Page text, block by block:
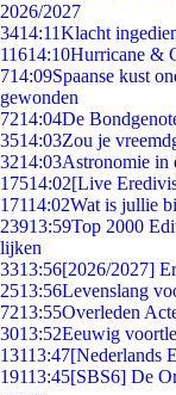
2026/2027
3414:11Klacht
11614:10Hurricane &
714:09Spaanse kust
gewonden
7214:04De
3514:03Zou je
3214:03Astronomie in
17514:02[Live
17114:02Wat is jullie
23913:59Top 2000
lijken
3313:56[2026/2027]
2513:56Levenslang
7213:55Overleden
3013:52Eeuwig
13113:47[Nederlands
19113:45[SBS6] De